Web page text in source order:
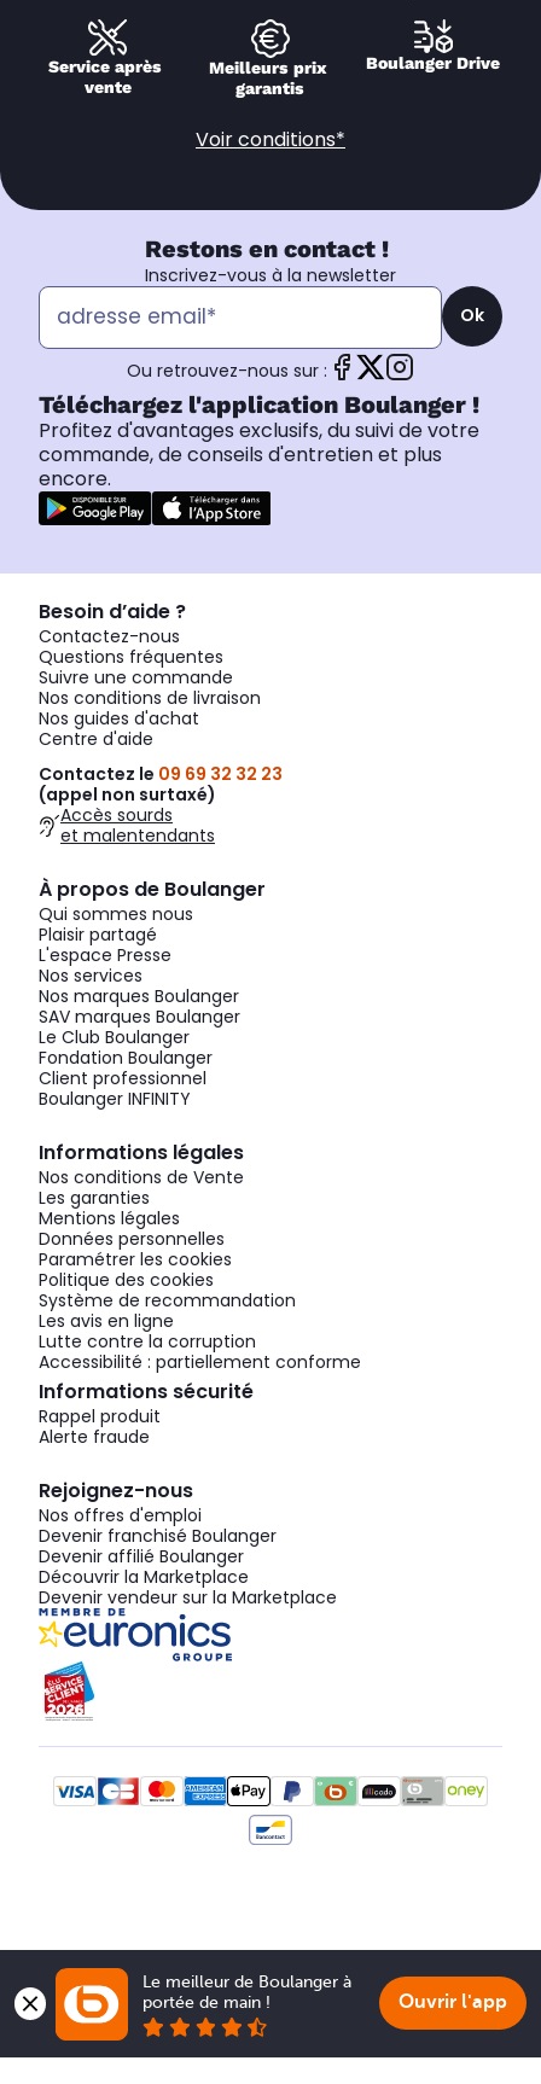
Service après
vente
Meilleurs prix
garantis
Boulanger Drive
Voir conditions*
Restons en contact !
Inscrivez-vous à la newsletter
Ok
Ou retrouvez-nous sur :
Téléchargez l'application Boulanger !
Profitez d'avantages exclusifs, du suivi de votre
commande, de conseils d'entretien et plus
encore.
Besoin d’aide ?
Contactez-nous
Questions fréquentes
Suivre une commande
Nos conditions de livraison
Nos guides d'achat
Centre d'aide
Contactez le 09 69 32 32 23
(appel non surtaxé)
Accès sourds
et malentendants
À propos de Boulanger
Qui sommes nous
Plaisir partagé
L'espace Presse
Nos services
Nos marques Boulanger
SAV marques Boulanger
Le Club Boulanger
Fondation Boulanger
Client professionnel
Boulanger INFINITY
Informations légales
Nos conditions de Vente
Les garanties
Mentions légales
Données personnelles
Paramétrer les cookies
Politique des cookies
Système de recommandation
Les avis en ligne
Lutte contre la corruption
Accessibilité : partiellement conforme
Informations sécurité
Rappel produit
Alerte fraude
Rejoignez-nous
Nos offres d'emploi
Devenir franchisé Boulanger
Devenir affilié Boulanger
Découvrir la Marketplace
Devenir vendeur sur la Marketplace
Le meilleur de Boulanger à
portée de main !
Ouvrir l'app